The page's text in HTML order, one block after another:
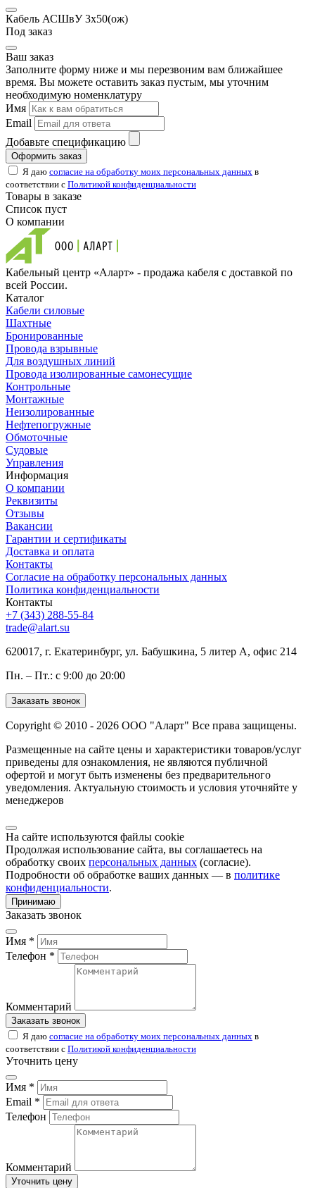
Кабель АСШвУ 3х50(ож)
Под заказ
Ваш заказ
Заполните форму ниже и мы перезвоним вам ближайшее
время. Вы можете оставить заказ пустым, мы уточним
необходимую номенклатуру
Имя
Email
Добавьте спецификацию
Оформить заказ
Я даю согласие на обработку моих персональных данных в
соответствии с Политикой конфиденциальности
Товары в заказе
Список пуст
О компании
Кабельный центр «Аларт» - продажа кабеля с доставкой по
всей России.
Каталог
Кабели силовые
Шахтные
Бронированные
Провода взрывные
Для воздушных линий
Провода изолированные самонесущие
Контрольные
Монтажные
Неизолированные
Нефтепогружные
Обмоточные
Судовые
Управления
Информация
О компании
Реквизиты
Отзывы
Вакансии
Гарантии и сертификаты
Доставка и оплата
Контакты
Согласие на обработку персональных данных
Политика конфиденциальности
Контакты
+7 (343) 288-55-84
trade@alart.su
620017, г. Екатеринбург, ул. Бабушкина, 5 литер А, офис 214
Пн. – Пт.: с 9:00 до 20:00
Заказать звонок
Copyright © 2010 - 2026 ООО "Аларт" Все права защищены.
Размещенные на сайте цены и характеристики товаров/услуг
приведены для ознакомления, не являются публичной
офертой и могут быть изменены без предварительного
уведомления. Актуальную стоимость и условия уточняйте у
менеджеров
На сайте используются файлы cookie
Продолжая использование сайта, вы соглашаетесь на
обработку своих персональных данных (согласие).
Подробности об обработке ваших данных — в политике
конфиденциальности.
Принимаю
Заказать звонок
Имя *
Телефон *
Комментарий
Заказать звонок
Я даю согласие на обработку моих персональных данных в
соответствии с Политикой конфиденциальности
Уточнить цену
Имя *
Email *
Телефон
Комментарий
Уточнить цену